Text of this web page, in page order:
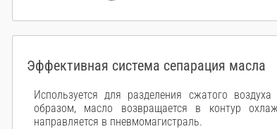
Эффективная система сепарация масла
Используется для разделения сжатого
образом, масло возвращается в контур
направляется в пневмомагистраль.